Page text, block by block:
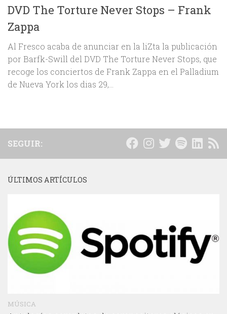
DVD The Torture Never Stops – Frank
Zappa
Al Fresco acaba de anunciar en la liZta la publicación
por Barfk-Swill del DVD The Torture Never Stops, que
recoge los conciertos de Frank Zappa en el Palladium
de Nueva York los dias 29,...
SEGUIR:
ÚLTIMOS ARTÍCULOS
MÚSICA